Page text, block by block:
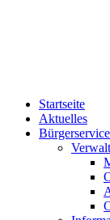
Startseite
Aktuelles